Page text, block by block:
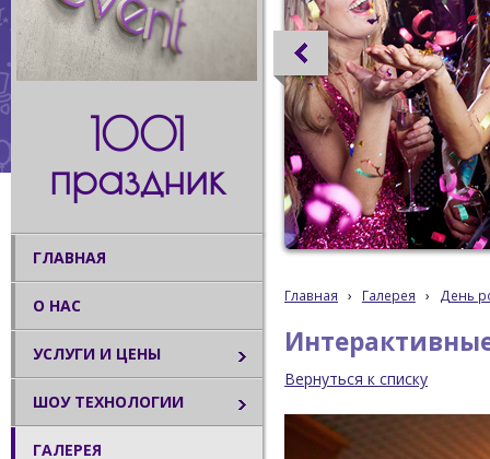
1001
праздник
ГЛАВНАЯ
О НАС
УСЛУГИ И ЦЕНЫ
ШОУ ТЕХНОЛОГИИ
ГАЛЕРЕЯ
Главная › Галерея › День
Вернуться к списку